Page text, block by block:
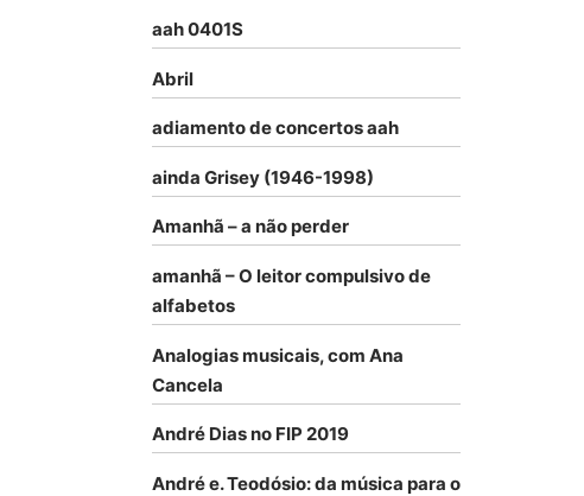
aah 0401S
Abril
adiamento de concertos aah
ainda Grisey (1946-1998)
Amanhã – a não perder
amanhã – O leitor compulsivo de
alfabetos
Analogias musicais, com Ana
Cancela
André Dias no FIP 2019
André e. Teodósio: da música para o